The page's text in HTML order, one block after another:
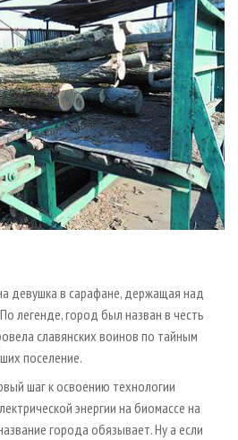
девушка в сарафане, держащая над
легенде, город был назван в честь
славянских воинов по тайным
поселение.
шаг к освоению технологии
энергии на биомассе на
города обязывает. Ну а если